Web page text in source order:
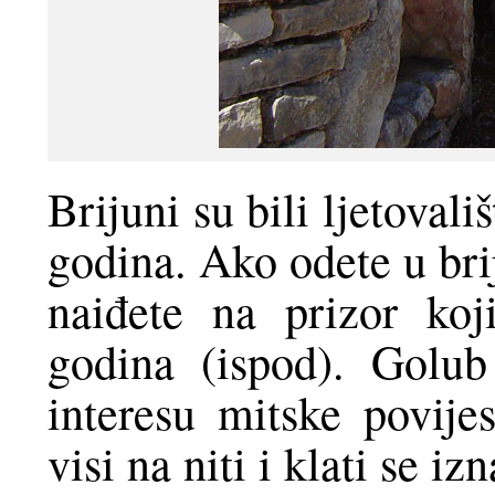
Brijuni su bili
godina. Ako odete u
naiđete na prizor
godina (ispod).
interesu mitske
visi na niti i klati se